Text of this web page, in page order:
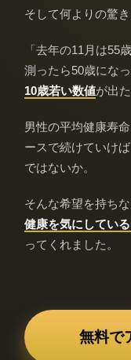
そして何よりの驚
「去年の11月は55
測ったら50歳にな
10歳若い数値が出
男性の平均健康寿
ースで続けていけ
ではないか。
そんな希望を持ちな
健康を気にしてい
ってくれました。
無料で